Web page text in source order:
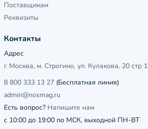
Поставщикам
Реквизиты
Контакты
Адрес
г. Москва, м. Строгино, ул. Кулакова, 20 стр
8 800 333 13 27 (Бесплатная линия)
admin@nosmag.ru
Есть вопрос? Напишите нам
с 10:00 до 19:00 по МСК, выходной ПН-ВТ